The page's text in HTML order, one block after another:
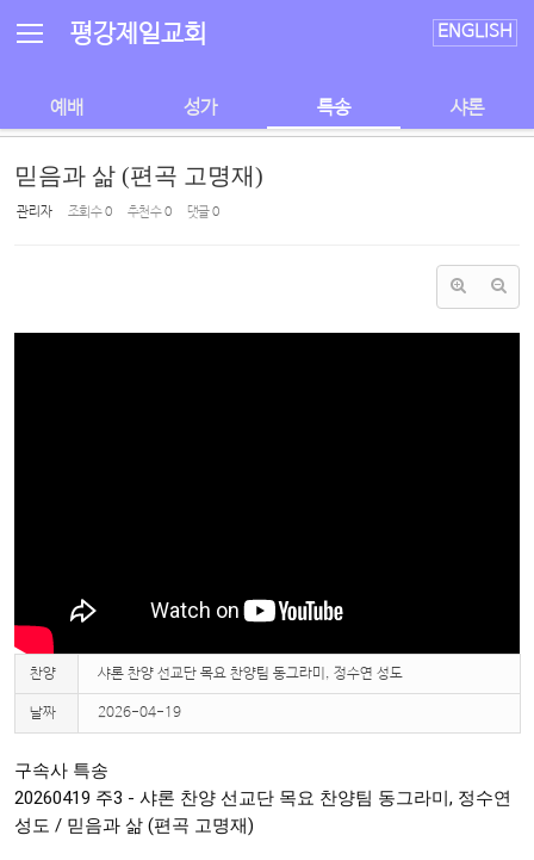
평강제일교회 ENGLISH
예배 성가 특송 샤론
믿음과 삶 (편곡 고명재)
관리자 조회 수0 추천 수0 댓글0
찬양 샤론 찬양 선교단 목요 찬양팀 동그라미, 정수연 성도
날짜 2026-04-19
구속사 특송
20260419 주3 - 샤론 찬양 선교단 목요 찬양팀 동그라미, 정수연
성도 / 믿음과 삶 (편곡 고명재)